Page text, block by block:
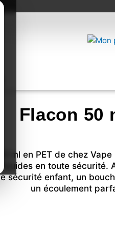
Flacon 50
ml en PET de chez
liquides en toute
sécurité enfant, un
un écoulement